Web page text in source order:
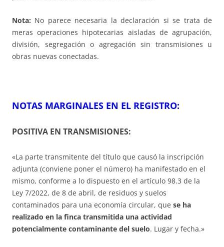
Nota: No parece necesaria la declaración si se trata de
meras operaciones hipotecarias aisladas de agrupación,
división, segregación o agregación sin transmisiones u
obras nuevas conectadas.
NOTAS MARGINALES EN EL REGISTRO:
POSITIVA EN TRANSMISIONES:
«La parte transmitente del título que causó la inscripción
adjunta (conviene poner el número) ha manifestado en el
mismo, conforme a lo dispuesto en el artículo 98.3 de la
Ley 7/2022, de 8 de abril, de residuos y suelos
contaminados para una economía circular, que se ha
realizado en la finca transmitida una actividad
potencialmente contaminante del suelo. Lugar y fecha.»